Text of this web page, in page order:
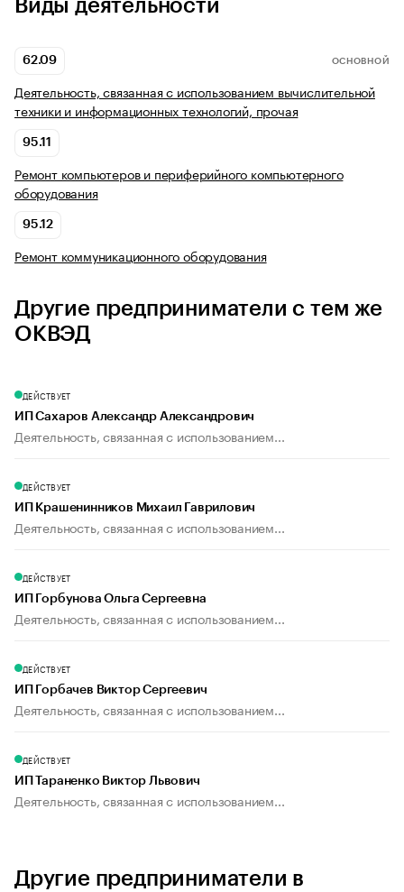
Виды деятельности
62.09 ОСНОВНОЙ
Деятельность, связанная с использованием вычислительной
техники и информационных технологий, прочая
95.11
Ремонт компьютеров и периферийного компьютерного
оборудования
95.12
Ремонт коммуникационного оборудования
Другие предприниматели с тем же
ОКВЭД
ДЕЙСТВУЕТ
ИП Сахаров Александр Александрович
Деятельность, связанная с использованием...
ДЕЙСТВУЕТ
ИП Крашенинников Михаил Гаврилович
Деятельность, связанная с использованием...
ДЕЙСТВУЕТ
ИП Горбунова Ольга Сергеевна
Деятельность, связанная с использованием...
ДЕЙСТВУЕТ
ИП Горбачев Виктор Сергеевич
Деятельность, связанная с использованием...
ДЕЙСТВУЕТ
ИП Тараненко Виктор Львович
Деятельность, связанная с использованием...
Другие предприниматели в